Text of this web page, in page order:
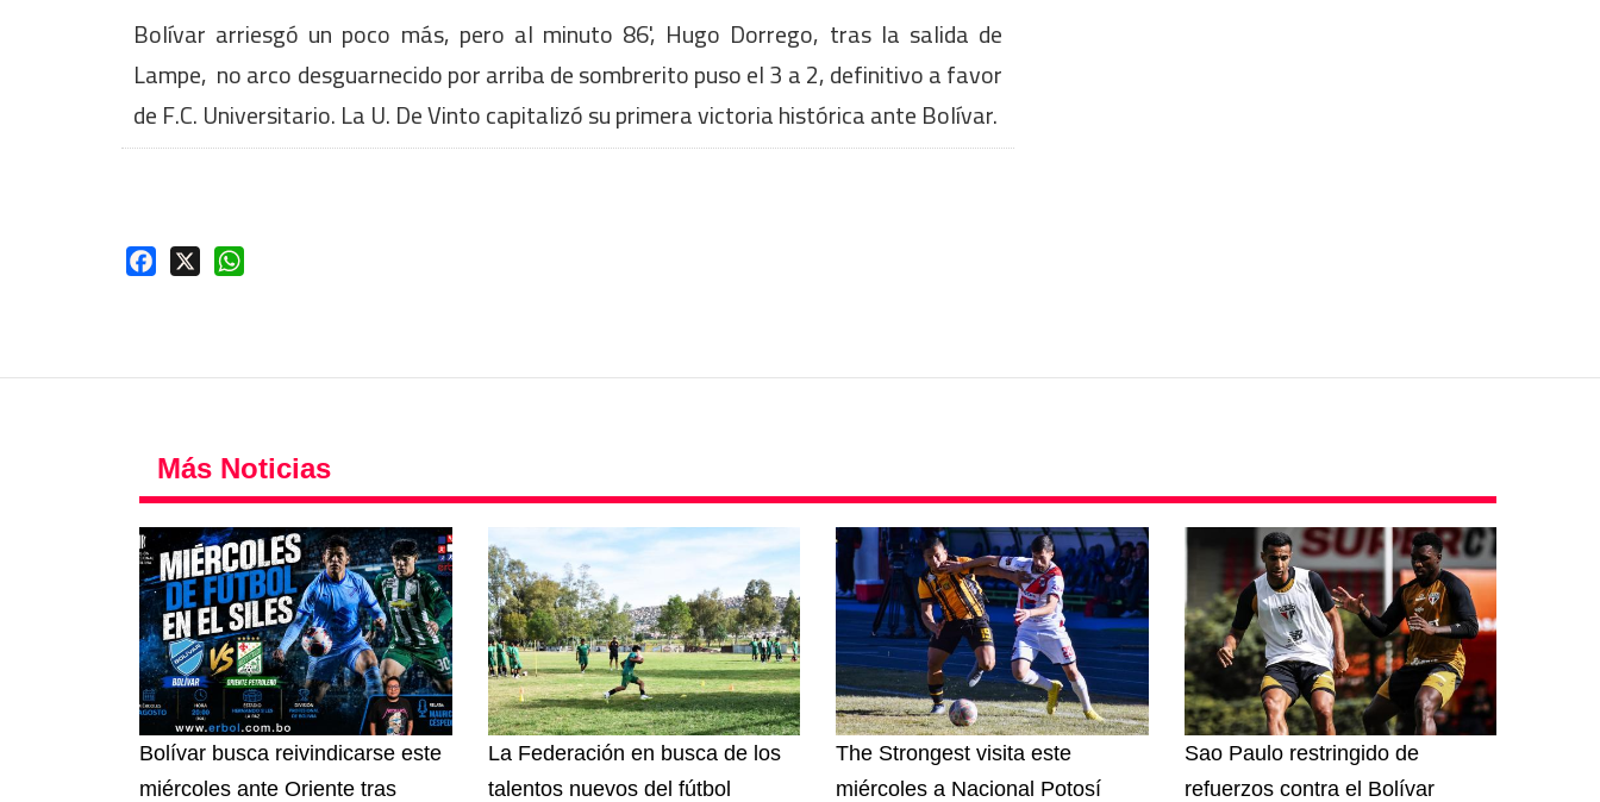
Bolívar arriesgó un poco más, pero al minuto 86', Hugo Dorrego, tras la salida de
Lampe, no arco desguarnecido por arriba de sombrerito puso el 3 a 2, definitivo a favor
de F.C. Universitario. La U. De Vinto capitalizó su primera victoria histórica ante Bolívar.
Facebook
Más Noticias
Bolívar busca reivindicarse este
miércoles ante Oriente tras
La Federación en busca de los
talentos nuevos del fútbol
The Strongest visita este
miércoles a Nacional Potosí
Sao Paulo restringido de
refuerzos contra el Bolívar